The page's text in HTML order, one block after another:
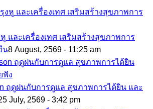
และเครื่องเทศ เสริมสร้างสุขภาพการ
น8 August, 2569 - 11:25 am
ฤดูฝนกับการดูแล สุขภาพการได้ยิน และ
July, 2569 - 3:42 pm